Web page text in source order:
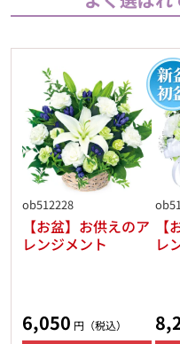
ob512228
【お盆】お供えのア
レンジメント
6,050 円（税込）
レ